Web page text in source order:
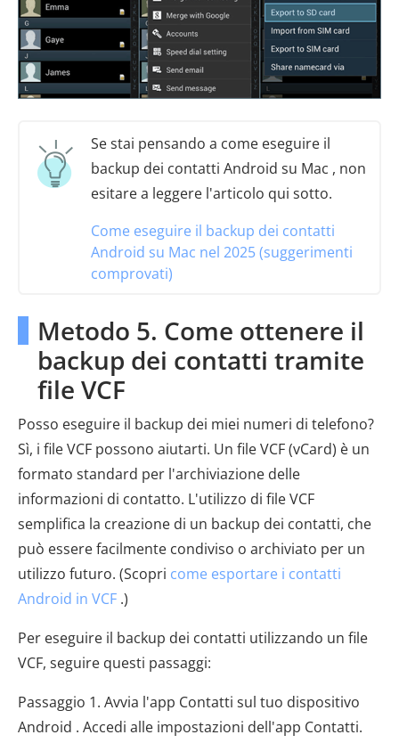
Se stai pensando a come eseguire il
backup dei contatti Android su Mac , non
esitare a leggere l'articolo qui sotto.
Come eseguire il backup dei contatti
Android su Mac nel 2025 (suggerimenti
comprovati)
Metodo 5. Come ottenere il
backup dei contatti tramite
file VCF
Posso eseguire il backup dei miei numeri di telefono?
Sì, i file VCF possono aiutarti. Un file VCF (vCard) è un
formato standard per l'archiviazione delle
informazioni di contatto. L'utilizzo di file VCF
semplifica la creazione di un backup dei contatti, che
può essere facilmente condiviso o archiviato per un
utilizzo futuro. (Scopri come esportare i contatti
Android in VCF .)
Per eseguire il backup dei contatti utilizzando un file
VCF, seguire questi passaggi:
Passaggio 1. Avvia l'app Contatti sul tuo dispositivo
Android . Accedi alle impostazioni dell'app Contatti.